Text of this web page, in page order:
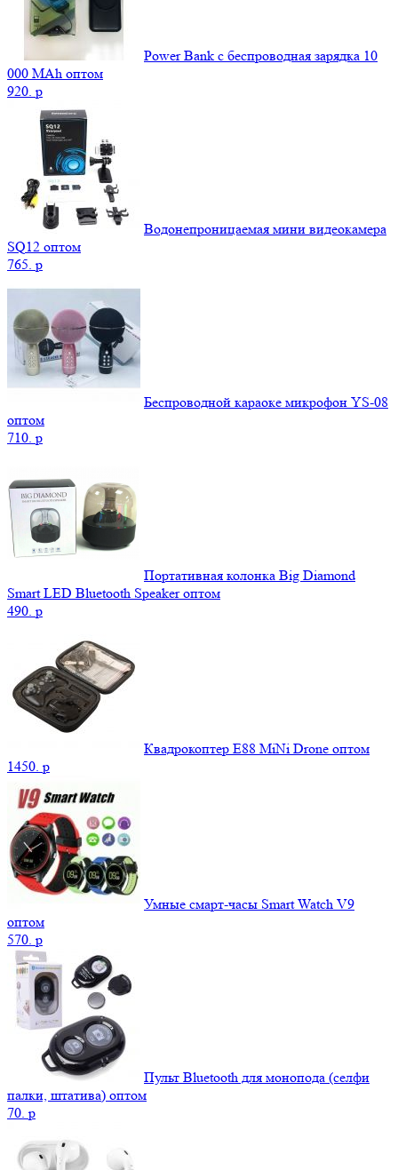
Power Bank c беспроводная зарядка 10
000 MAh оптом
920. p
Водонепроницаемая мини видеокамера
SQ12 оптом
765. p
Беспроводной караоке микрофон YS-08
оптом
710. p
Портативная колонка Big Diamond
Smart LED Bluetooth Speaker оптом
490. p
Квадрокоптер E88 MiNi Drone оптом
1450. p
Умные смарт-часы Smart Watch V9
оптом
570. p
Пульт Bluetooth для монопода (селфи
палки, штатива) оптом
70. p